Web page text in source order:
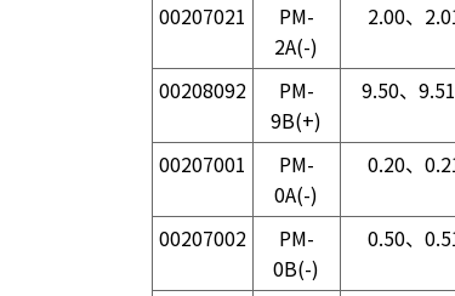
00207021
PM-
2A(-)
2.00、
00208092
PM-
9B(+)
9.50、
00207001
PM-
0A(-)
0.20、
00207002
PM-
0B(-)
0.50、